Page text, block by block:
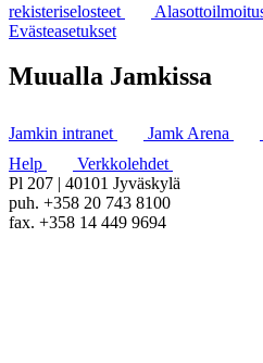
rekisteriselosteet
Evästeasetukset
Muualla Jamkissa
Jamkin intranet Jamk Arena
Help
Verkkolehdet
Pl 207 | 40101 Jyväskylä
puh. +358 20 743 8100
fax. +358 14 449 9694